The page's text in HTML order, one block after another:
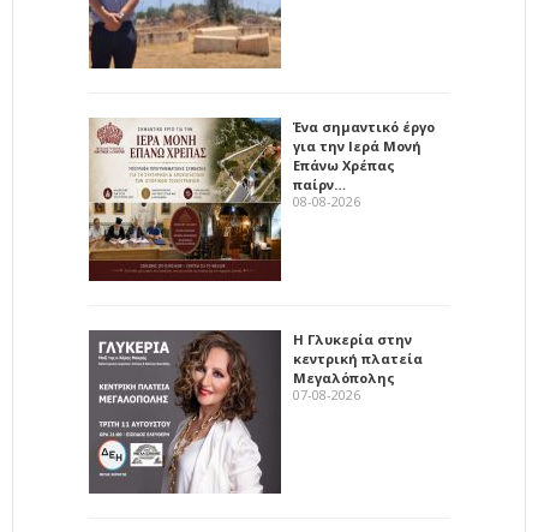
Ένα σημαντικό έργο
για την Ιερά Μονή
Επάνω Χρέπας
παίρν…
08-08-2026
Η Γλυκερία στην
κεντρική πλατεία
Μεγαλόπολης
07-08-2026